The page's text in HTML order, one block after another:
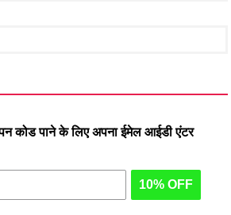
कोड पाने के लिए अपना ईमेल आईडी एंटर
10% OFF